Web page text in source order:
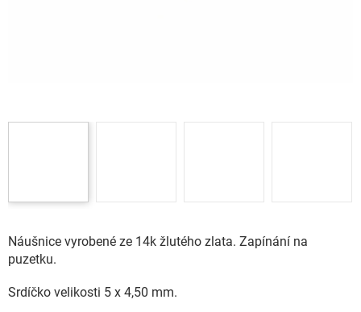
Náušnice vyrobené ze 14k žlutého zlata. Zapínání na
puzetku.
Srdíčko velikosti 5 x 4,50 mm.